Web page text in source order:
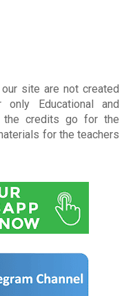
site are not created
Educational and
the credits go for the
for the teachers